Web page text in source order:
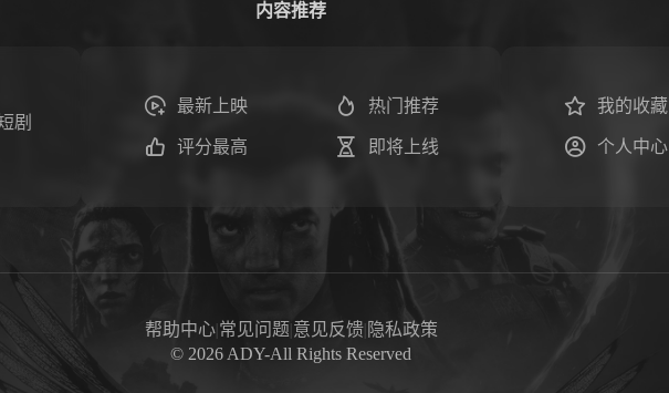
剧
内容推荐
最新上映 热门推荐
评分最高 即将上线
我的收藏
个人中心
帮助中心|常见问题|意见反馈| 隐私政策
© 2026 ADY-All Rights Reserved